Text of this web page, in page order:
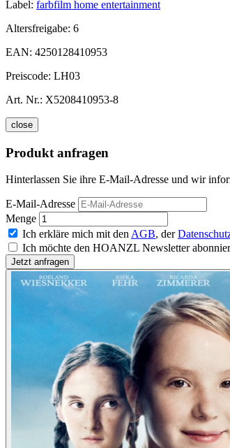
Label: farbfilm home entertainment
Altersfreigabe: 6
EAN: 4250128410953
Preiscode: LH03
Art. Nr.: X5208410953-8
close
Produkt anfragen
Hinterlassen Sie ihre E-Mail-Adresse und wir
E-Mail-Adresse
Menge
Ich erkläre mich mit den AGB, der
Ich möchte den HOANZL Newsletter